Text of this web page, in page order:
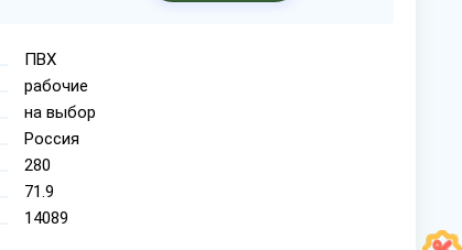
ПВХ
рабочие
на выбор
Россия
280
71.9
14089